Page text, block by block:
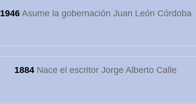
1946Asume la gobernación Juan León Córdoba
1884 Nace el escritor Jorge Alberto Calle